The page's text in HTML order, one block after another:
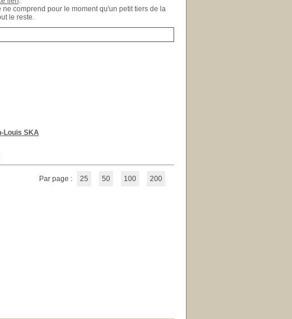
comprend pour le moment qu'un petit tiers de la
le reste.
Louis SKA
Par page : 25 50 100 200